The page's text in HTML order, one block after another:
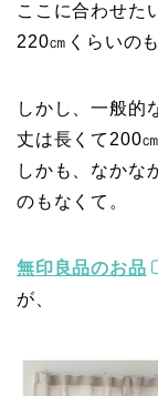
ここに合わせた
220㎝くらいのも
しかし、一般的
丈は長くて200
しかも、なかな
のもなくて。
無印良品のお品
が、